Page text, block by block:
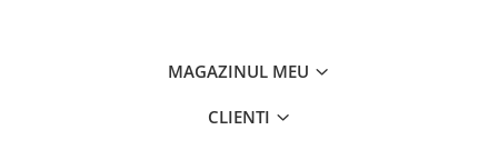
MAGAZINUL MEU
CLIENTI